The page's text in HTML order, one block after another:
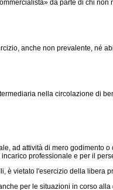
da parte di chi non
anche non prevalente, né
nella circolazione di
ad attività di mero godimento
professionale e per il
è vietato l'esercizio della libera
per le situazioni in corso